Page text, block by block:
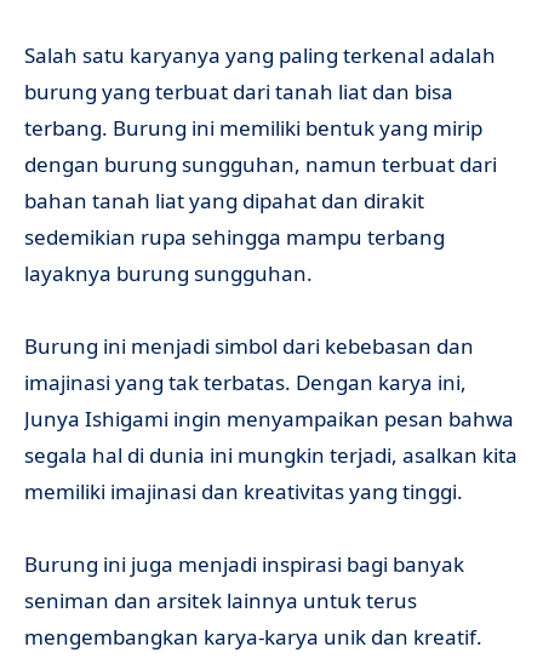
Salah satu karyanya yang paling terkenal adalah
burung yang terbuat dari tanah liat dan bisa
terbang. Burung ini memiliki bentuk yang mirip
dengan burung sungguhan, namun terbuat dari
bahan tanah liat yang dipahat dan dirakit
sedemikian rupa sehingga mampu terbang
layaknya burung sungguhan.
Burung ini menjadi simbol dari kebebasan dan
imajinasi yang tak terbatas. Dengan karya ini,
Junya Ishigami ingin menyampaikan pesan bahwa
segala hal di dunia ini mungkin terjadi, asalkan kita
memiliki imajinasi dan kreativitas yang tinggi.
Burung ini juga menjadi inspirasi bagi banyak
seniman dan arsitek lainnya untuk terus
mengembangkan karya-karya unik dan kreatif.